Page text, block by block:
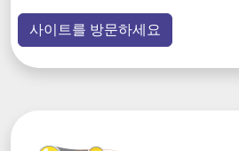
사이트를 방문하세요